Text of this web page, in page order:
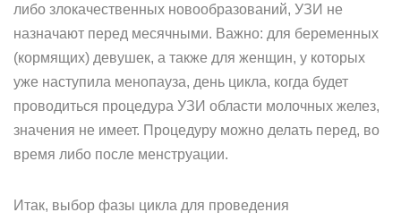
либо злокачественных новообразований, УЗИ не
назначают перед месячными. Важно: для беременных
(кормящих) девушек, а также для женщин, у которых
уже наступила менопауза, день цикла, когда будет
проводиться процедура УЗИ области молочных желез,
значения не имеет. Процедуру можно делать перед, во
время либо после менструации.
Итак, выбор фазы цикла для проведения